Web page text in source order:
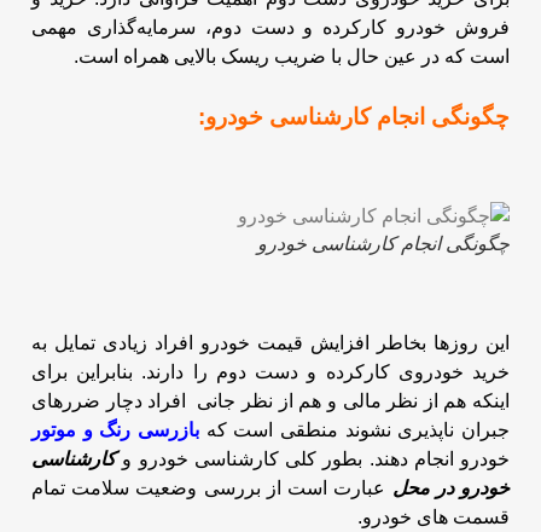
فروش خودرو کارکرده و دست دوم، سرمایه‌گذاری مهمی
است که در عین حال با ضریب ریسک بالایی همراه است.
چگونگی انجام کارشناسی خودرو:
چگونگی انجام کارشناسی خودرو
این روزها بخاطر افزایش قیمت خودرو افراد زیادی تمایل به
خرید خودروی کارکرده و دست دوم را دارند. بنابراین برای
اینکه هم از نظر مالی و هم از نظر جانی افراد دچار ضررهای
جبران ناپذیری نشوند منطقی است که بازرسی رنگ و موتور
خودرو انجام دهند. بطور کلی کارشناسی خودرو وکارشناسی
خودرو در محل عبارت است از بررسی وضعیت سلامت تمام
قسمت های خودرو.